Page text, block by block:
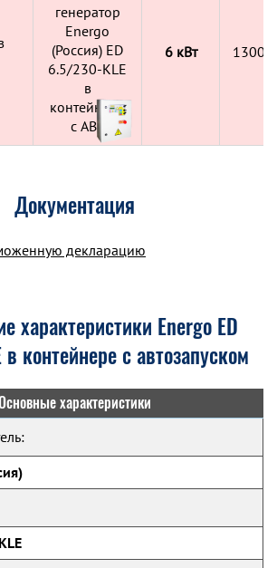
6 кВт
Документация
декларацию
характеристики Energo ED
контейнере с автозапуском
характеристики